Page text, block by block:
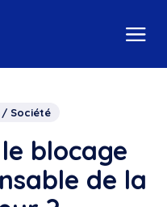
/ Société
blocage
de la